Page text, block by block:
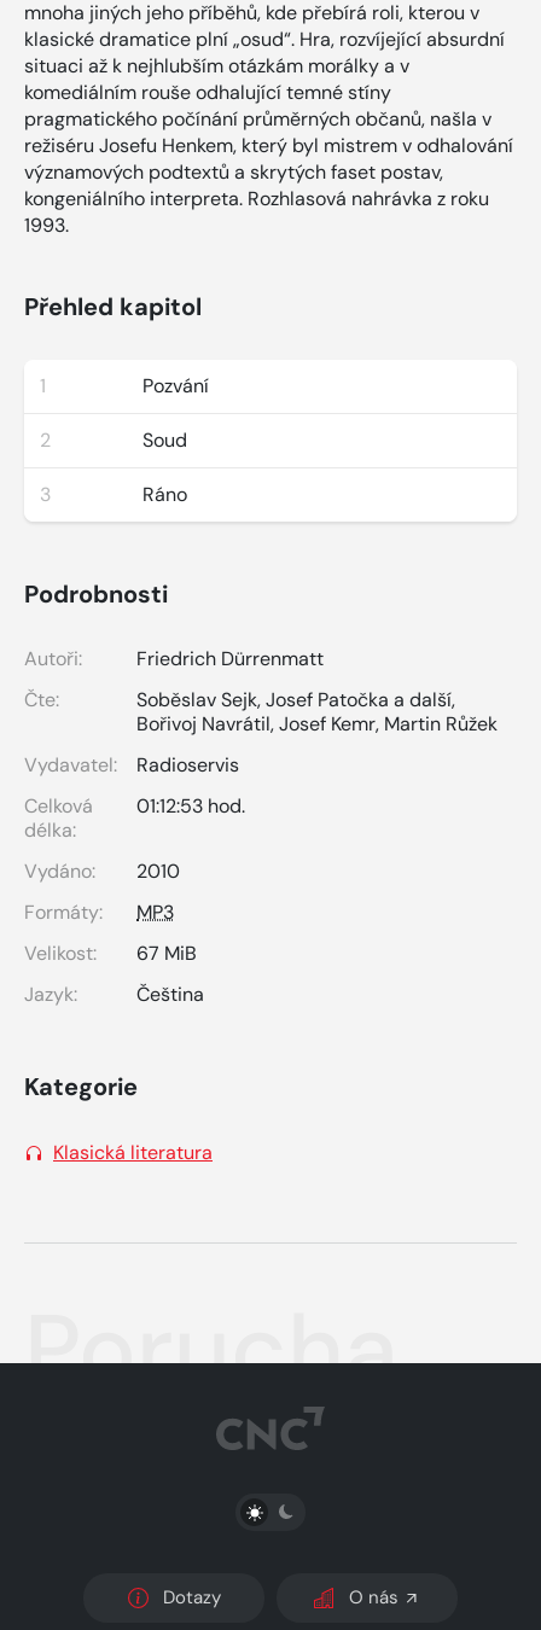
mnoha jiných jeho příběhů, kde přebírá roli, kterou v
klasické dramatice plní „osud“. Hra, rozvíjející absurdní
situaci až k nejhlubším otázkám morálky a v
komediálním rouše odhalující temné stíny
pragmatického počínání průměrných občanů, našla v
režiséru Josefu Henkem, který byl mistrem v odhalování
významových podtextů a skrytých faset postav,
kongeniálního interpreta. Rozhlasová nahrávka z roku
1993.
Přehled kapitol
1 Pozvání
2 Soud
3 Ráno
Podrobnosti
Autoři:
Friedrich Dürrenmatt
Čte:
Soběslav Sejk,Josef Patočka a další,
Bořivoj Navrátil,Josef Kemr, Martin Růžek
Vydavatel:
Radioservis
Celková
délka:
01:12:53 hod.
Vydáno:
2010
Formáty:
MP3
Velikost:
67 MiB
Jazyk:
Čeština
Kategorie
Klasická literatura
Porucha
PŘEPNOUT SVĚTLÝ/TMAVÝ REŽIM
Dotazy O nás